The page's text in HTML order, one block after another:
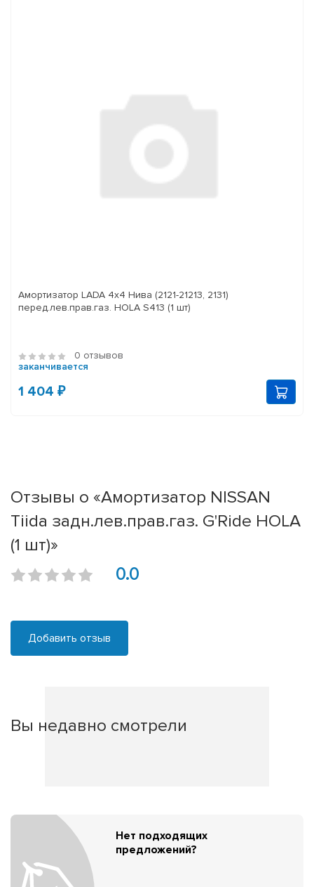
Амортизатор LADA 4x4 Нива (2121-21213, 2131)
перед.лев.прав.газ. HOLA S413 (1 шт)
0 отзывов
заканчивается
1 404 ₽
Отзывы о «Амортизатор NISSAN
Tiida задн.лев.прав.газ. G'Ride HOLA
(1 шт)»
0.0
Добавить отзыв
Вы недавно смотрели
Нет подходящих
предложений?